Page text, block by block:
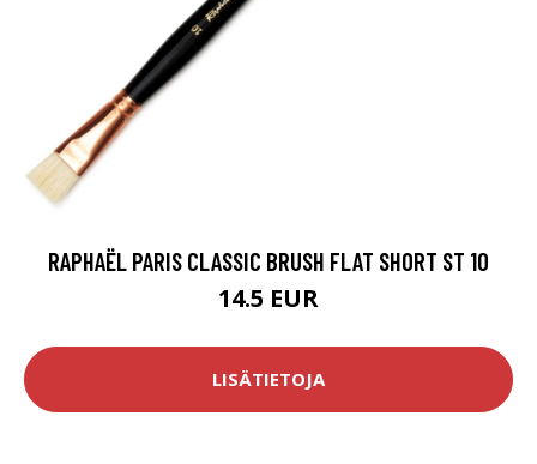
RAPHAËL PARIS CLASSIC BRUSH FLAT SHORT ST 10
14.5 EUR
LISÄTIETOJA